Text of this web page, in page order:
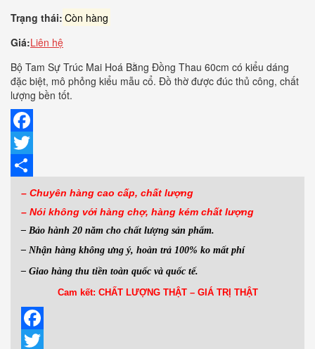
Trạng thái: Còn hàng
Giá:Liên hệ
Bộ Tam Sự Trúc Mai Hoá Bằng Đồng Thau 60cm có kiểu dáng
đặc biệt, mô phỏng kiểu mẫu cổ. Đồ thờ được đúc thủ công, chất
lượng bền tốt.
Facebook
Twitter
Share
– Chuyên hàng cao cấp, chất lượng
– Nói không với hàng chợ, hàng kém chất lượng
– Bảo hành 20 năm cho chất lượng sản phẩm.
– Nhận hàng không ưng ý, hoàn trả 100% ko mất phí
– Giao hàng thu tiền toàn quốc và quốc tế.
Cam kết: CHẤT LƯỢNG THẬT – GIÁ TRỊ THẬT
Facebook